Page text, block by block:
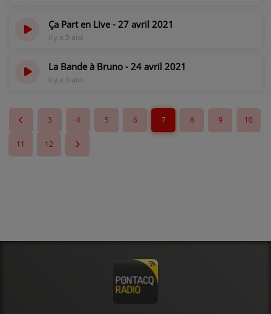
Ça Part en Live - 27 avril 2021
il y a 5 ans
La Bande à Bruno - 24 avril 2021
il y a 5 ans
3 4 5 6 7 8 9 10
11 12